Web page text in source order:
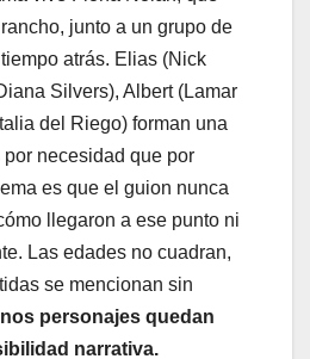
junto a un grupo de
atrás. Elias (Nick
Silvers), Albert (Lamar
del Riego) forman una
necesidad que por
es que el guion nunca
llegaron a ese punto ni
Las edades no cuadran,
se mencionan sin
personajes quedan
narrativa.